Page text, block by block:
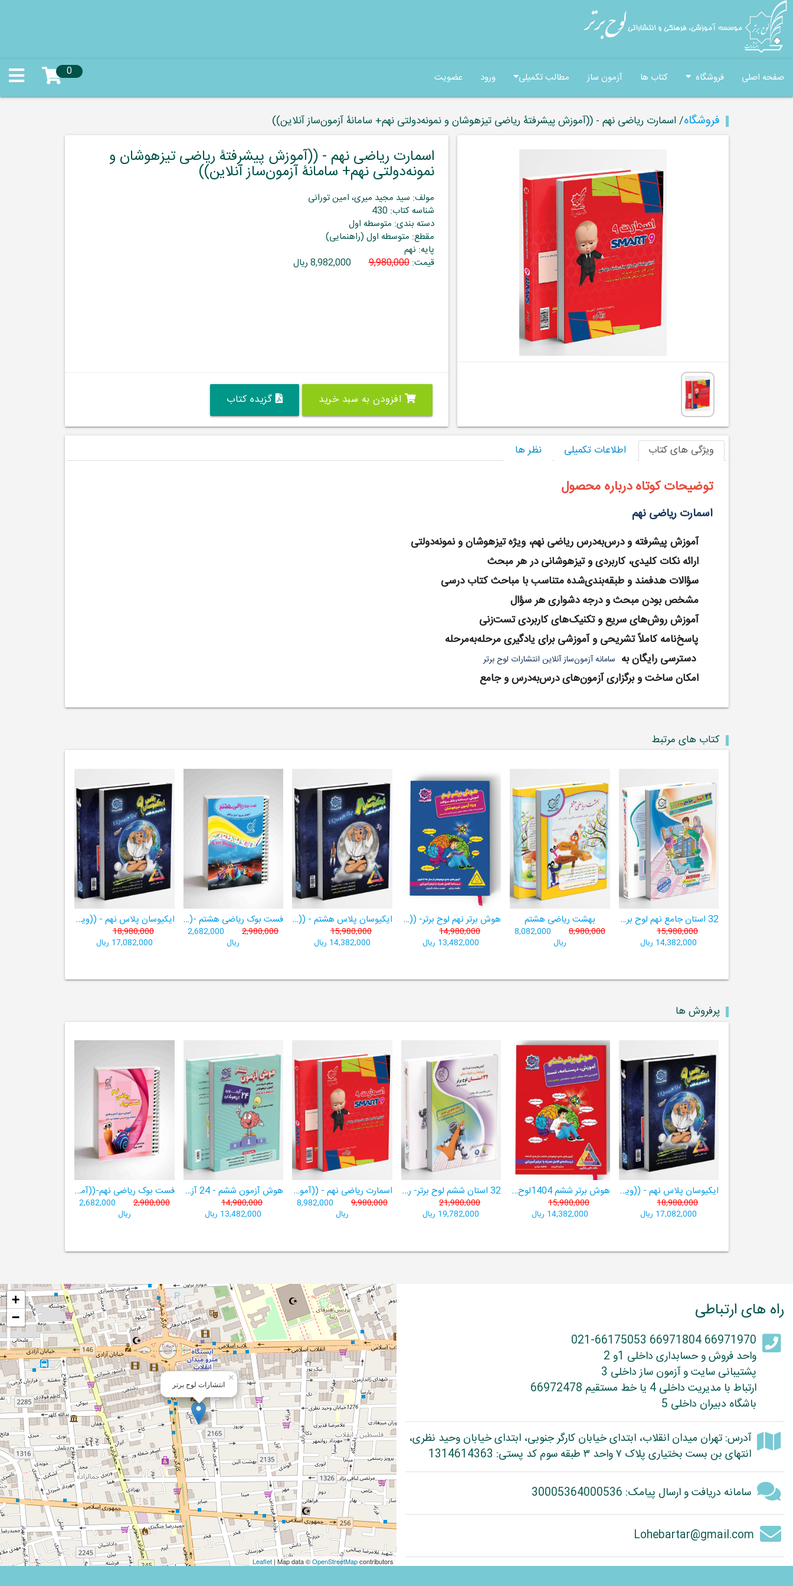
صفحه اصلی فروشگاه کتاب ها آزمون ساز مطالب تکمیلی ورود عضویت 0
فروشگاه/ اسمارت ریاضی نهم - ((آموزش پیشرفتۀ ریاضی تیزهوشان و نمونه‌دولتی نهم+ سامانۀ آزمون‌ساز آنلاین))
اسمارت ریاضی نهم - ((آموزش پیشرفتۀ ریاضی تیزهوشان و
نمونه‌دولتی نهم+ سامانۀ آزمون‌ساز آنلاین))
مولف: سید مجید میری، امین تورانی
شناسه کتاب: 430
دسته بندی: متوسطه اول
مقطع: متوسطه اول (راهنمایی)
پایه: نهم
قیمت:9,980,000 8,982,000 ریال
افزودن به سبد خرید گزیده کتاب
ویژگی های کتاب اطلاعات تکمیلی نظر ها
توضیحات کوتاه درباره محصول
اسمارت ریاضی نهم
آموزش پیشرفته و درس‌به‌درس ریاضی نهم، ویژه تیزهوشان و نمونه‌دولتی
ارائه نکات کلیدی، کاربردی و تیزهوشانی در هر مبحث
سؤالات هدفمند و طبقه‌بندی‌شده متناسب با مباحث کتاب درسی
مشخص بودن مبحث و درجه دشواری هر سؤال
آموزش روش‌های سریع و تکنیک‌های کاربردی تست‌زنی
پاسخ‌نامه کاملاً تشریحی و آموزشی برای یادگیری مرحله‌به‌مرحله
دسترسی رایگان به
سامانه آزمون‌ساز آنلاین انتشارات لوح برتر
امکان ساخت و برگزاری آزمون‌های درس‌به‌درس و جامع
کتاب های مرتبط
32 استان جامع نهم لوح برتر ((مجموعه آزمون‌های وروردی دبیرستان‌های نمونه‌دولتی 31 استان کشور+ فیلم‌های آموزشی +سامانۀ آزمون ساز آنلاین))
15,980,000
14,382,000 ریال
بهشت ریاضی هشتم
8,980,000
8,082,000
ریال
هوش برتر نهم لوح برتر- ((ویژۀ آزمون تیزهوشان پایۀ نهم+ فیلم آموزشی + سامانۀ آزمون‌ساز رایگان))
14,980,000
13,482,000 ریال
ایکیوسان پلاس هشتم - ((ویژۀ مدارس نمونه دولتی، تیزهوشان و سمپاد+ فیلم‌های آموزشی+سامانۀ آزمون‌ساز رایگان))
15,980,000
14,382,000 ریال
فست بوک ریاضی هشتم -((آموزش سریع، آسان و کامل ریاضی پایۀ هشتم))
2,980,000
2,682,000
ریال
ایکیوسان پلاس نهم - ((ویژۀ مدارس نمونه دولتی، تیزهوشان و سمپاد+ فیلم‌های آموزشی+سامانۀ آزمون‌ساز رایگان))
18,980,000
17,082,000 ریال
پرفروش ها
ایکیوسان پلاس نهم - ((ویژۀ مدارس نمونه دولتی، تیزهوشان و سمپاد+ فیلم‌های آموزشی+سامانۀ آزمون‌ساز رایگان))
18,980,000
17,082,000 ریال
هوش برتر ششم 1404لوح برتر- ((ویژۀ آزمون تیزهوشان پایۀ ششم+ فیلم آموزشی + سامانۀ آزمون‌ساز رایگان))
15,980,000
14,382,000 ریال
32 استان ششم لوح برتر- ربات باهوش ششم ((به همراه سامانۀ آزمون‌ساز رایگان))
21,980,000
19,782,000 ریال
اسمارت ریاضی نهم - ((آموزش پیشرفتۀ ریاضی تیزهوشان و نمونه‌دولتی نهم+ سامانۀ آزمون‌ساز آنلاین))
9,980,000
8,982,000
ریال
هوش آزمون ششم - 24 آزمون شبیه ساز تیزهوشان
14,980,000
13,482,000 ریال
فست بوک ریاضی نهم-((آموزش سریع، آسان و کامل ریاضی پایۀ نهم))
2,980,000
2,682,000
ریال
راه های ارتباطی
66971970 66971804 021-66175053
واحد فروش و حسابداری داخلی 1و 2
پشتیبانی سایت و آزمون ساز داخلی 3
ارتباط با مدیریت داخلی 4 یا خط مستقیم 66972478
باشگاه دبیران داخلی 5
آدرس: تهران میدان انقلاب، ابتدای خیابان کارگر جنوبی، ابتدای خیابان وحید نظری،
انتهای بن بست بختیاری پلاک ۷ واحد ۳ طبقه سوم کد پستی: 1314614363
سامانه دریافت و ارسال پیامک: 30005364000536
Lohebartar@gmail.com
انتشارات لوح برتر
×
+
−
Leaflet | Map data ©OpenStreetMapcontributors